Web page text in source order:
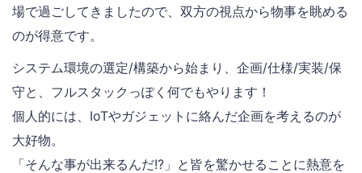
場で過ごしてきましたので、双方の視点から物事を眺める
のが得意です。
システム環境の選定/構築から始まり、企画/仕様/実装/保
守と、フルスタックっぽく何でもやります！
個人的には、IoTやガジェットに絡んだ企画を考えるのが
大好物。
「そんな事が出来るんだ!?」と皆を驚かせることに熱意を